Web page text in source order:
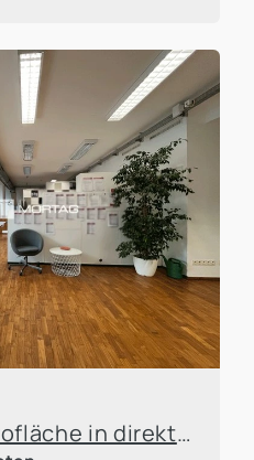
Erdgeschossbürofläche in direkter Hauptbahnhof nähe zu vermieten